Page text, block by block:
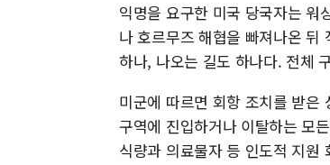
익명을 요구한 미국 당국자는
나 호르무즈 해협을 빠져나온
하나, 나오는 길도 하나다. 전체
미군에 따르면 회항 조치를 받은
구역에 진입하거나 이탈하는 모
식량과 의료물자 등 인도적 지원